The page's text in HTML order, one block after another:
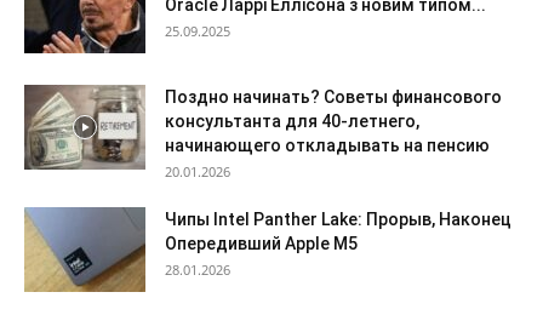
Oracle Ларрі Еллісона з новим типом...
25.09.2025
Поздно начинать? Советы финансового
консультанта для 40-летнего,
начинающего откладывать на пенсию
20.01.2026
Чипы Intel Panther Lake: Прорыв, Наконец
Опередивший Apple M5
28.01.2026